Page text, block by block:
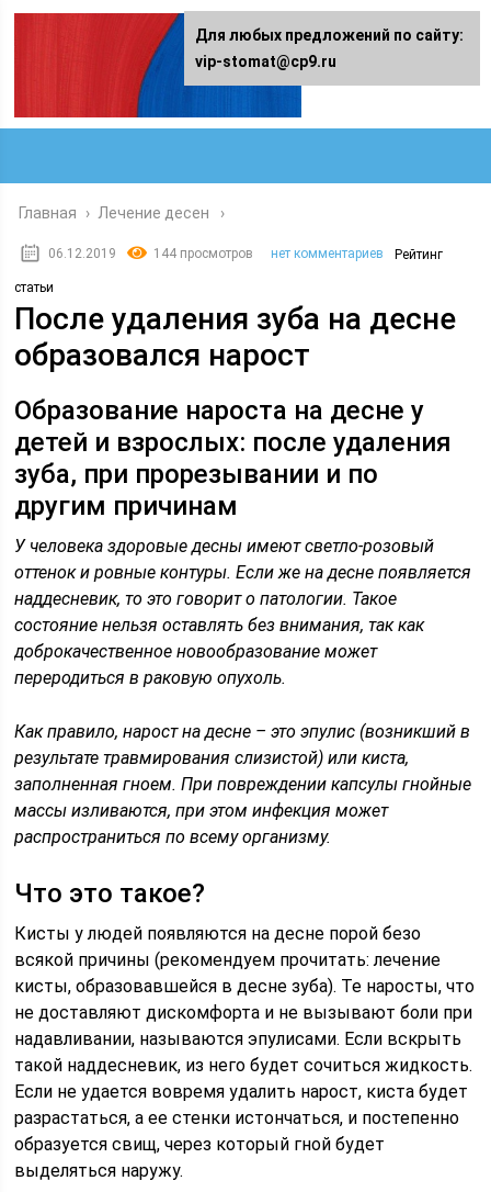
Главная › Лечение десен
06.12.2019 144 просмотров нет комментариев Рейтинг
статьи
После удаления зуба на десне
образовался нарост
Образование нароста на десне у
детей и взрослых: после удаления
зуба, при прорезывании и по
другим причинам
У человека здоровые десны имеют светло-розовый
оттенок и ровные контуры. Если же на десне появляется
наддесневик, то это говорит о патологии. Такое
состояние нельзя оставлять без внимания, так как
доброкачественное новообразование может
переродиться в раковую опухоль.
Как правило, нарост на десне – это эпулис (возникший в
результате травмирования слизистой) или киста,
заполненная гноем. При повреждении капсулы гнойные
массы изливаются, при этом инфекция может
распространиться по всему организму.
Что это такое?
Кисты у людей появляются на десне порой безо
всякой причины (рекомендуем прочитать: лечение
кисты, образовавшейся в десне зуба). Те наросты, что
не доставляют дискомфорта и не вызывают боли при
надавливании, называются эпулисами. Если вскрыть
такой наддесневик, из него будет сочиться жидкость.
Если не удается вовремя удалить нарост, киста будет
разрастаться, а ее стенки истончаться, и постепенно
образуется свищ, через который гной будет
выделяться наружу.
Для любых предложений по сайту:
vip-stomat@cp9.ru